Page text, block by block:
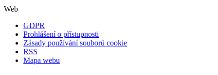
Web
GDPR
Prohlášení o přístupnosti
Zásady používání souborů cookie
RSS
Mapa webu